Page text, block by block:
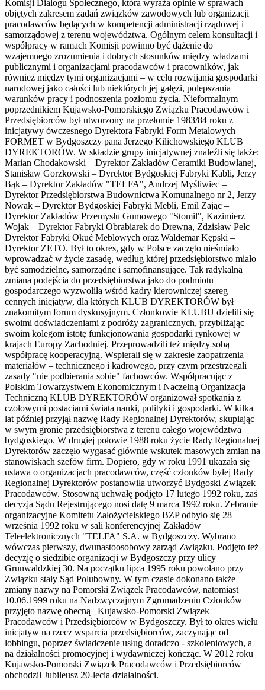
Komisji Dialogu Społecznego, która wyraża opinie w sprawach
objętych zakresem zadań związków zawodowych lub organizacji
pracodawców będących w kompetencji administracji rządowej i
samorządowej z terenu województwa. Ogólnym celem konsultacji i
współpracy w ramach Komisji powinno być dążenie do
wzajemnego zrozumienia i dobrych stosunków między władzami
publicznymi i organizacjami pracodawców i pracowników, jak
również między tymi organizacjami – w celu rozwijania gospodarki
narodowej jako całości lub niektórych jej gałęzi, polepszania
warunków pracy i podnoszenia poziomu życia. Nieformalnym
poprzednikiem Kujawsko-Pomorskiego Związku Pracodawców i
Przedsiębiorców był utworzony na przełomie 1983/84 roku z
inicjatywy ówczesnego Dyrektora Fabryki Form Metalowych
FORMET w Bydgoszczy pana Jerzego Kilichowskiego KLUB
DYREKTORÓW. W składzie grupy inicjatywnej znaleźli się także:
Marian Chodakowski – Dyrektor Zakładów Ceramiki Budowlanej,
Stanisław Gorzkowski – Dyrektor Bydgoskiej Fabryki Kabli, Jerzy
Bąk – Dyrektor Zakładów "TELFA", Andrzej Myśliwiec –
Dyrektor Przedsiębiorstwa Budownictwa Komunalnego nr 2, Jerzy
Nowak – Dyrektor Bydgoskiej Fabryki Mebli, Emil Zając –
Dyrektor Zakładów Przemysłu Gumowego "Stomil", Kazimierz
Wojak – Dyrektor Fabryki Obrabiarek do Drewna, Zdzisław Pelc –
Dyrektor Fabryki Okuć Meblowych oraz Waldemar Kępski –
Dyrektor ZETO. Był to okres, gdy w Polsce zaczęto nieśmiało
wprowadzać w życie zasadę, według której przedsiębiorstwo miało
być samodzielne, samorządne i samofinansujące. Tak radykalna
zmiana podejścia do przedsiębiorstwa jako do podmiotu
gospodarczego wyzwoliła wśród kadry kierowniczej szereg
cennych inicjatyw, dla których KLUB DYREKTORÓW był
znakomitym forum dyskusyjnym. Członkowie KLUBU dzielili się
swoimi doświadczeniami z podróży zagranicznych, przybliżając
swoim kolegom istotę funkcjonowania gospodarki rynkowej w
krajach Europy Zachodniej. Przeprowadzili też między sobą
współpracę kooperacyjną. Wspierali się w zakresie zaopatrzenia
materiałów – technicznego i kadrowego, przy czym przestrzegali
zasady "nie podbierania sobie" fachowców. Współpracując z
Polskim Towarzystwem Ekonomicznym i Naczelną Organizacja
Techniczną KLUB DYREKTORÓW organizował spotkania z
czołowymi postaciami świata nauki, polityki i gospodarki. W kilka
lat później przyjął nazwę Rady Regionalnej Dyrektorów, skupiając
w swym gronie przedsiębiorstwa z terenu całego województwa
bydgoskiego. W drugiej połowie 1988 roku życie Rady Regionalnej
Dyrektorów zaczęło wygasać głównie wskutek masowych zmian na
stanowiskach szefów firm. Dopiero, gdy w roku 1991 ukazała się
ustawa o organizacjach pracodawców, część członków byłej Rady
Regionalnej Dyrektorów postanowiła utworzyć Bydgoski Związek
Pracodawców. Stosowną uchwałę podjęto 17 lutego 1992 roku, zaś
decyzja Sądu Rejestrującego nosi datę 9 marca 1992 roku. Zebranie
organizacyjne Komitetu Założycielskiego BZP odbyło się 28
września 1992 roku w sali konferencyjnej Zakładów
Teleelektronicznych "TELFA" S.A. w Bydgoszczy. Wybrano
wówczas pierwszy, dwunastoosobowy zarząd Związku. Podjęto też
decyzję o siedzibie organizacji w Bydgoszczy przy ulicy
Grunwaldzkiej 30. Na początku lipca 1995 roku powołano przy
Związku stały Sąd Polubowny. W tym czasie dokonano także
zmiany nazwy na Pomorski Związek Pracodawców, natomiast
10.06.1999 roku na Nadzwyczajnym Zgromadzeniu Członków
przyjęto nazwę obecną –Kujawsko-Pomorski Związek
Pracodawców i Przedsiębiorców w Bydgoszczy. Był to okres wielu
inicjatyw na rzecz wsparcia przedsiębiorców, zaczynając od
lobbingu, poprzez świadczenie usług doradczo - szkoleniowych, a
na działalności promocyjnej i wydawniczej kończąc. W 2012 roku
Kujawsko-Pomorski Związek Pracodawców i Przedsiębiorców
obchodził Jubileusz 20-lecia działalności.